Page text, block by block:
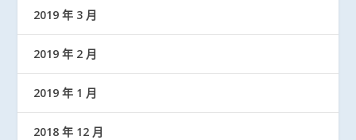
2019 年 3 月
2019 年 2 月
2019 年 1 月
2018 年 12 月